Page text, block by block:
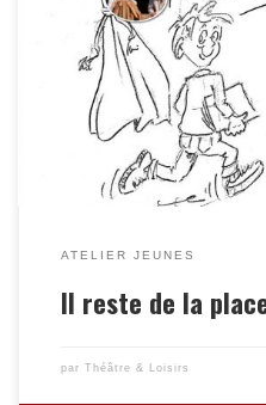
et grandir sur scène Nos cours
enfants à partir de 8 ans qui
théâtre et qui veulent
extraordinaires. Nous
nouveau programme entend
ATELIER JEUNES
Il reste de la
par Théâtre & Loisirs